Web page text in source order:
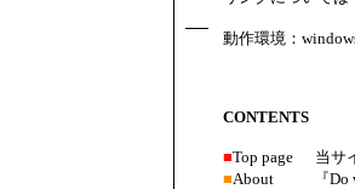
動作環境：
CONTENTS
■Top page 当サ
■About 『Do